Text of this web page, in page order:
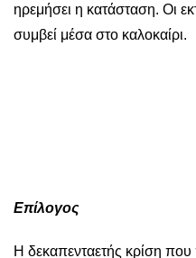
ηρεμήσει η κατάσταση. Οι
συμβεί μέσα στο καλοκαίρι.
Επίλογος
Η δεκαπενταετής κρίση που